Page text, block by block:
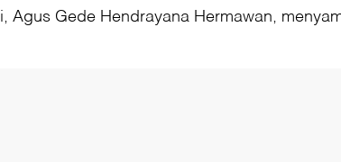
Agus Gede Hendrayana Hermawan,